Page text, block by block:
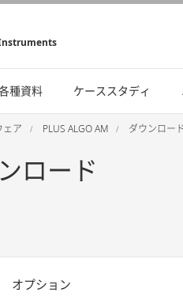
種資料 ケーススタディ
ェア PLUS ALGO AM ダウンロード
ロード
オプション